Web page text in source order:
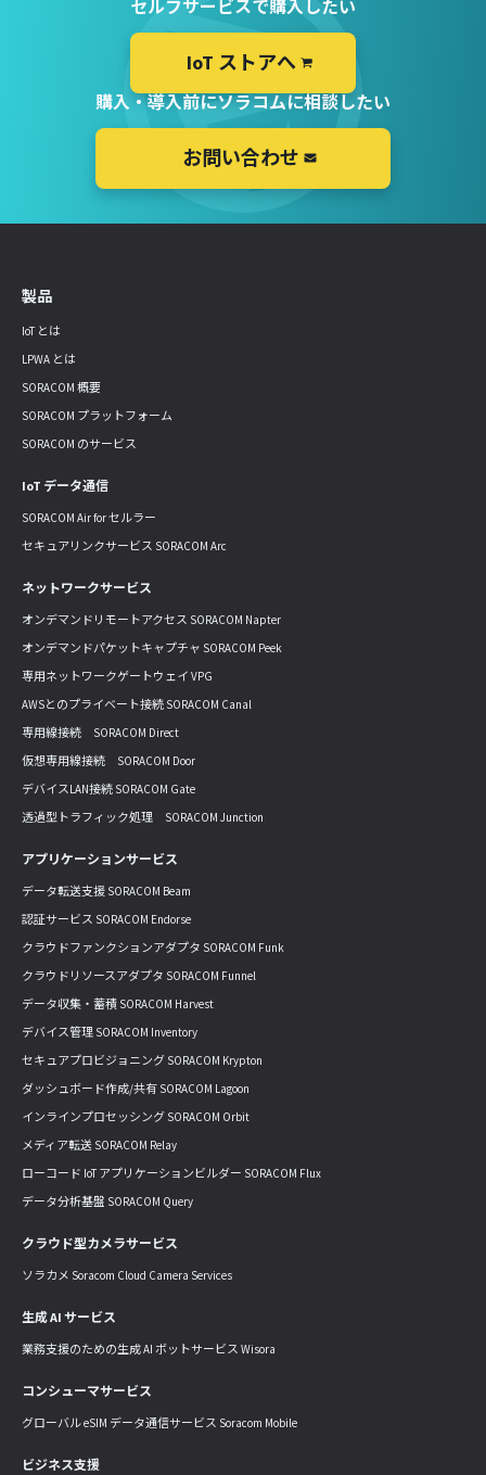
セルフサービスで購入したい
IoT ストアへ
購入・導入前にソラコムに相談したい
お問い合わせ
製品
IoT とは
LPWA とは
SORACOM 概要
SORACOM プラットフォーム
SORACOM のサービス
IoT データ通信
SORACOM Air for セルラー
セキュアリンクサービス SORACOM Arc
ネットワークサービス
オンデマンドリモートアクセス SORACOM Napter
オンデマンドパケットキャプチャ SORACOM Peek
専用ネットワークゲートウェイ VPG
AWSとのプライベート接続 SORACOM Canal
専用線接続 SORACOM Direct
仮想専用線接続 SORACOM Door
デバイスLAN接続 SORACOM Gate
透過型トラフィック処理 SORACOM Junction
アプリケーションサービス
データ転送支援 SORACOM Beam
認証サービス SORACOM Endorse
クラウドファンクションアダプタ SORACOM Funk
クラウドリソースアダプタ SORACOM Funnel
データ収集・蓄積 SORACOM Harvest
デバイス管理 SORACOM Inventory
セキュアプロビジョニング SORACOM Krypton
ダッシュボード作成/共有 SORACOM Lagoon
インラインプロセッシング SORACOM Orbit
メディア転送 SORACOM Relay
ローコード IoT アプリケーションビルダー SORACOM Flux
データ分析基盤 SORACOM Query
クラウド型カメラサービス
ソラカメ Soracom Cloud Camera Services
生成 AI サービス
業務支援のための生成 AI ボットサービス Wisora
コンシューマサービス
グローバル eSIM データ通信サービス Soracom Mobile
ビジネス支援